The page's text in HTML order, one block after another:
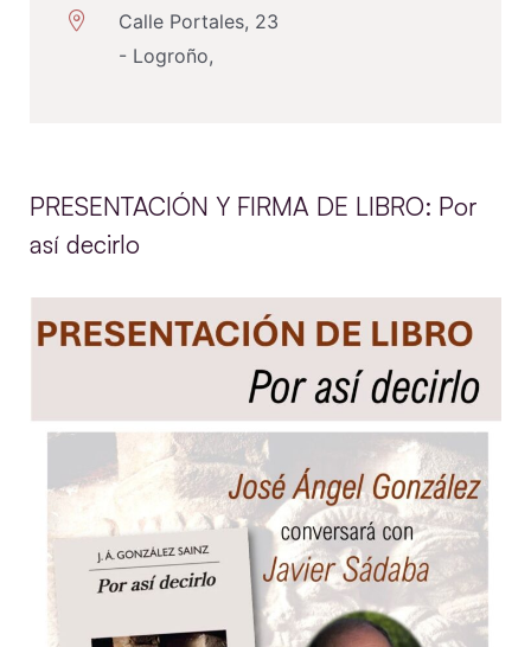
Calle Portales, 23
- Logroño,
PRESENTACIÓN Y FIRMA DE LIBRO: Por
así decirlo